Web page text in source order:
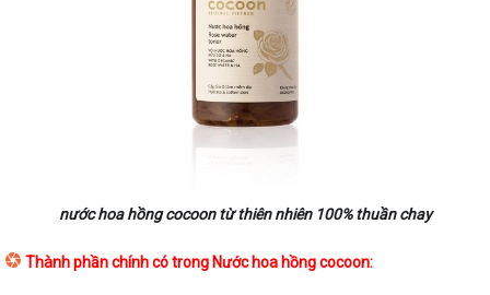
nước hoa hồng cocoon từ thiên nhiên 100% thuần chay
Thành phần chính có trong Nước hoa hồng cocoon: